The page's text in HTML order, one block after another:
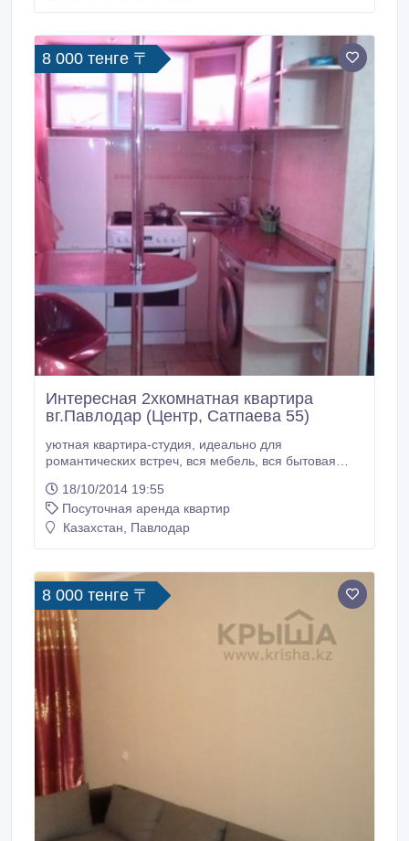
8 000 тенге 〒
Интересная 2хкомнатная квартира
вг.Павлодар (Центр, Сатпаева 55)
уютная квартира-студия, идеально для
романтических встреч, вся мебель, вся бытовая
документов для командировочных..
18/10/2014 19:55
Посуточная аренда квартир
Казахстан, Павлодар
8 000 тенге 〒